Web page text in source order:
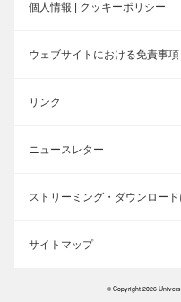
個人情報 | クッキーポリシー
ウェブサイトにおける免責事項
リンク
ニュースレター
ストリーミング・ダウンロー
サイトマップ
© Copyright 2026